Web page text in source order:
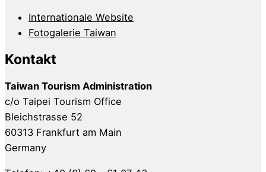
Internationale Website
Fotogalerie Taiwan
Kontakt
Taiwan Tourism Administration
c/o Taipei Tourism Office
Bleichstrasse 52
60313 Frankfurt am Main
Germany